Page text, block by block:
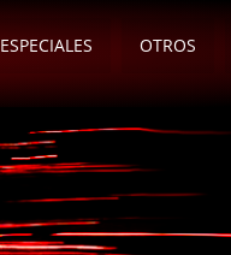
ESPECIALES OTROS